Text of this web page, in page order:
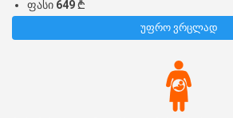
ფასი 649₾
უფრო ვრცლად